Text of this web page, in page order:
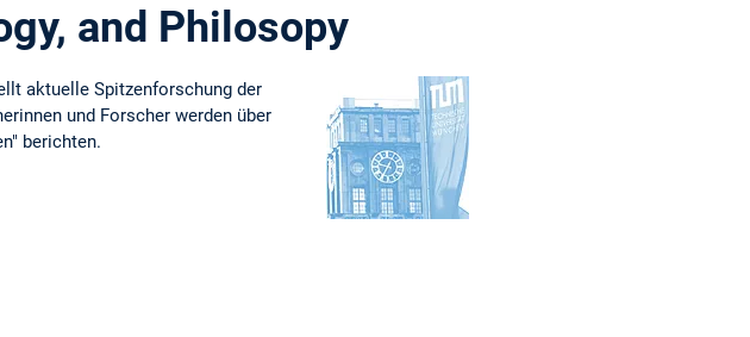
and Philosopy
aktuelle Spitzenforschung der
und Forscher werden über
berichten.